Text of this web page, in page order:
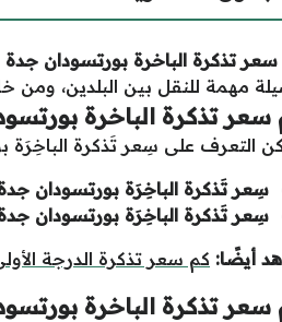
تذكرة الباخرة بورتسودان جدة
مهمة للنقل بين البلدين، ومن
سعر تذكرة الباخرة
التعرف على سِعر تَذكرة الباخِرَة
سِعر تَذكرة الباخِرَة بورتسودان
سِعر تَذكرة الباخِرَة بورتسودان جدة
أيضًا: كم سعر تذكرة الدرجة
سعر تذكرة الباخرة